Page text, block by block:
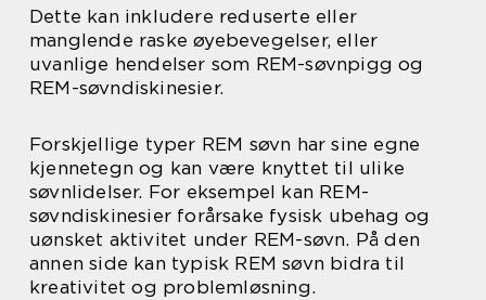
Dette kan inkludere reduserte eller
manglende raske øyebevegelser, eller
uvanlige hendelser som REM-søvnpigg og
REM-søvndiskinesier.
Forskjellige typer REM søvn har sine egne
kjennetegn og kan være knyttet til ulike
søvnlidelser. For eksempel kan REM-
søvndiskinesier forårsake fysisk ubehag og
uønsket aktivitet under REM-søvn. På den
annen side kan typisk REM søvn bidra til
kreativitet og problemløsning.